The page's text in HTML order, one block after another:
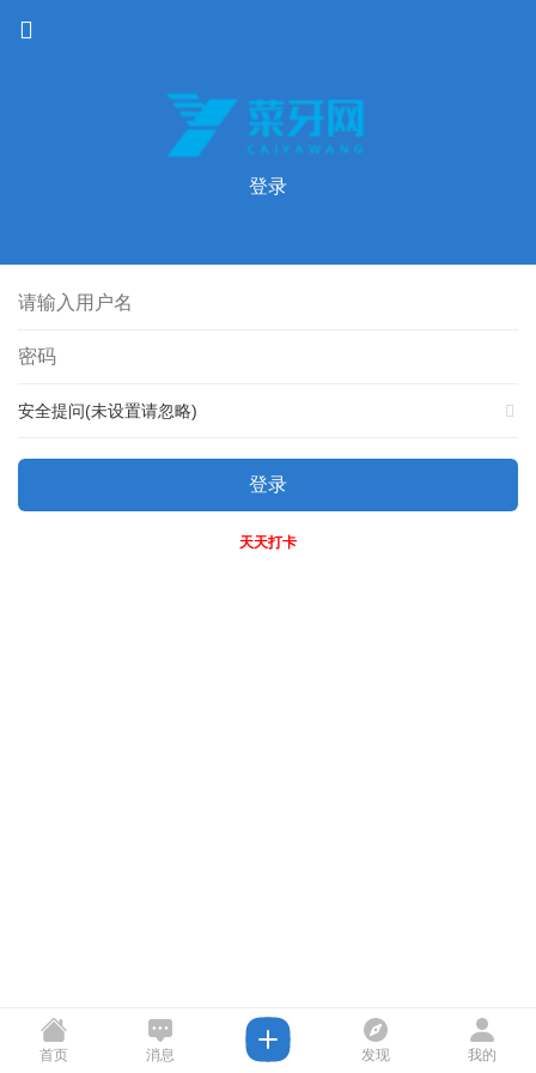
登录
安全提问(未设置请忽略)
登录
天天打卡
首页 消息 发现 我的